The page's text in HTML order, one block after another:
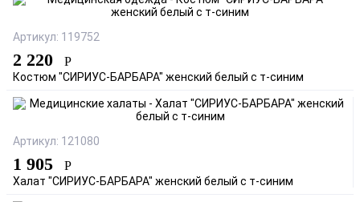
Артикул: 119752
2 220 Р
Костюм "СИРИУС-БАРБАРА" женский белый с т-синим
Артикул: 121080
1 905 Р
Халат "СИРИУС-БАРБАРА" женский белый с т-синим